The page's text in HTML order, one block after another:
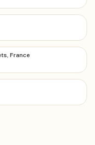
France